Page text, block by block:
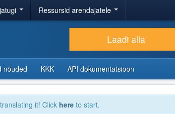
Ressursid arendajatele
Laadi alla
nõuded KKK API dokumentatsioon
it! Click here to start.